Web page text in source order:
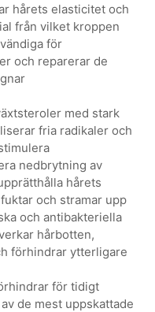
hårets elasticitet och
från vilket kroppen
för
och reparerar de
med stark
fria radikaler och
nedbrytning av
hårets
och stramar upp
och antibakteriella
hårbotten,
förhindrar ytterligare
för tidigt
de mest uppskattade